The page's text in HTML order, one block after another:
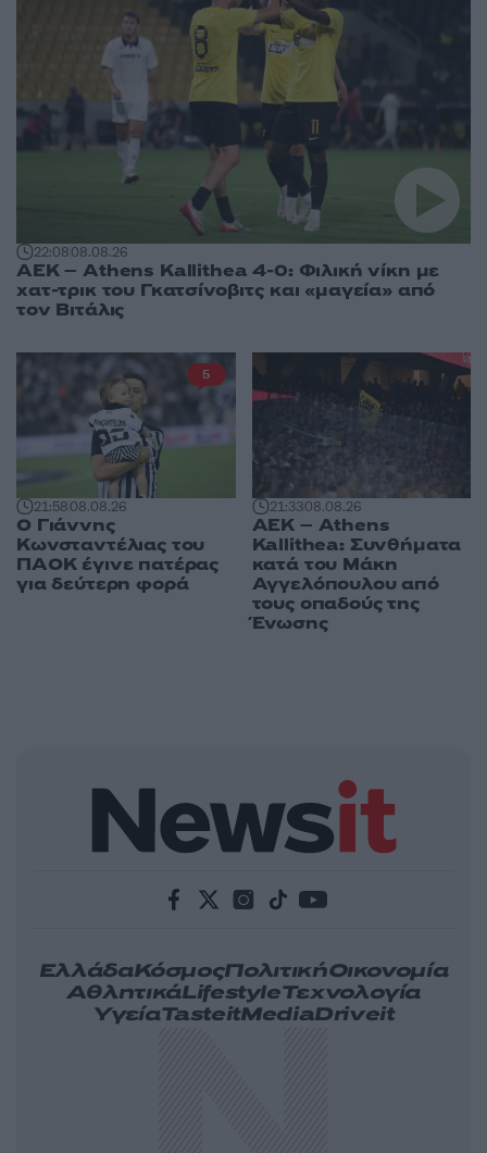
22:0808.08.26
ΑΕΚ – Athens Kallithea 4-0: Φιλική νίκη με
χατ-τρικ του Γκατσίνοβιτς και «μαγεία» από
τον Βιτάλις
21:5808.08.26
Ο Γιάννης
Κωνσταντέλιας του
ΠΑΟΚ έγινε πατέρας
για δεύτερη φορά
5
21:3308.08.26
ΑΕΚ – Athens
Kallithea: Συνθήματα
κατά του Μάκη
Αγγελόπουλου από
τους οπαδούς της
Ένωσης
ΕλλάδαΚόσμοςΠολιτικήΟικονομία
ΑθλητικάLifestyleΤεχνολογία
ΥγείαTasteitMediaDriveit